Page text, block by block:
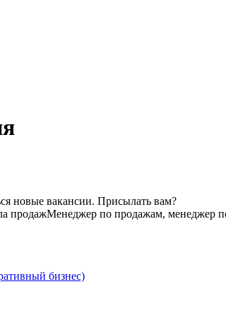
новые вакансии. Присылать вам?
продажМенеджер по продажам, менеджер
бизнес)